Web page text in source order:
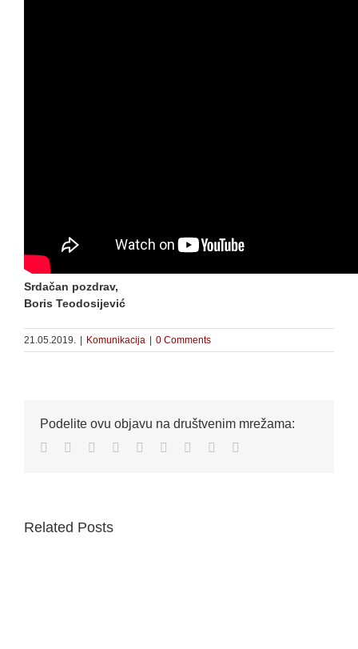
Srdačan pozdrav,
Boris Teodosijević
21.05.2019. Komunikacija 0 Comments
Podelite ovu objavu na društvenim mrežama:
Facebook
TwitterReddit LinkedInWhatsApp
TumblrPinterest
Related Posts